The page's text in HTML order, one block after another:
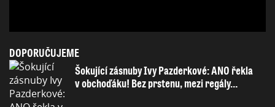
DOPORUČUJEME
Šokující zásnuby Ivy Pazderkové: ANO řekla
v obchoďáku! Bez prstenu, mezi regály…